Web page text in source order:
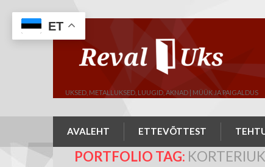
UKSED, METALLUKSED, LUUGID, AKNAD | MÜÜK JA PAIGALDUS
AVALEHT ETTEVÕTTEST
PORTFOLIO TAG:
ET